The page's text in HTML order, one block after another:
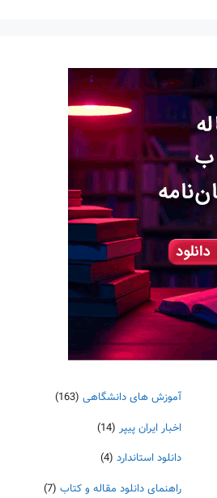
آموزش های دانشگاهی (163)
اخبار ایران پیپر (14)
دانلود استاندارد (4)
راهنمای دانلود مقاله و کتاب (7)